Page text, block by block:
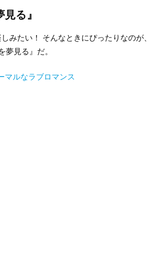
る』
みたい！ そんなときにぴったりなのが、
夢見る』だ。
マルなラブロマンス